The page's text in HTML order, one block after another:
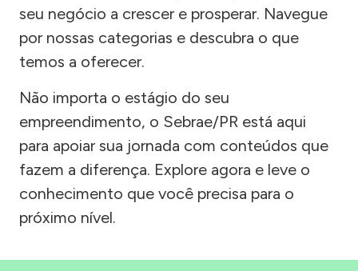
seu negócio a crescer e prosperar. Navegue
por nossas categorias e descubra o que
temos a oferecer.
Não importa o estágio do seu
empreendimento, o Sebrae/PR está aqui
para apoiar sua jornada com conteúdos que
fazem a diferença. Explore agora e leve o
conhecimento que você precisa para o
próximo nível.